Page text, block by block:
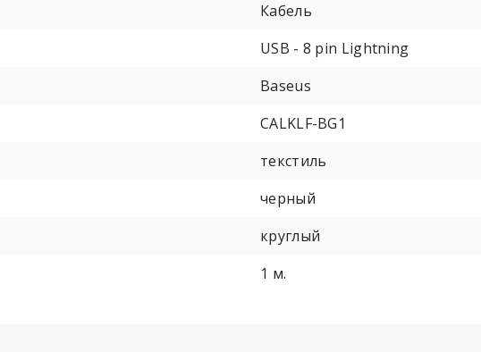
Кабель
USB - 8 pin Lightning
Baseus
CALKLF-BG1
текстиль
черный
круглый
1 м.